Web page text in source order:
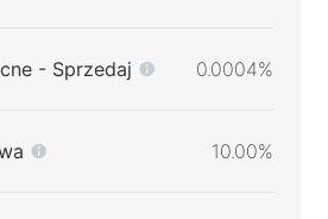
- Sprzedaj 0.0004%
10.00%